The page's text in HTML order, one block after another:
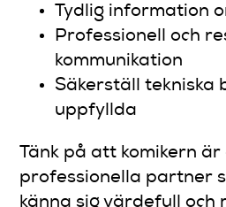
Tydlig information
Professionell och
kommunikation
Säkerställ tekniska
uppfyllda
Tänk på att komikern är
professionella partner
känna sig värdefull och